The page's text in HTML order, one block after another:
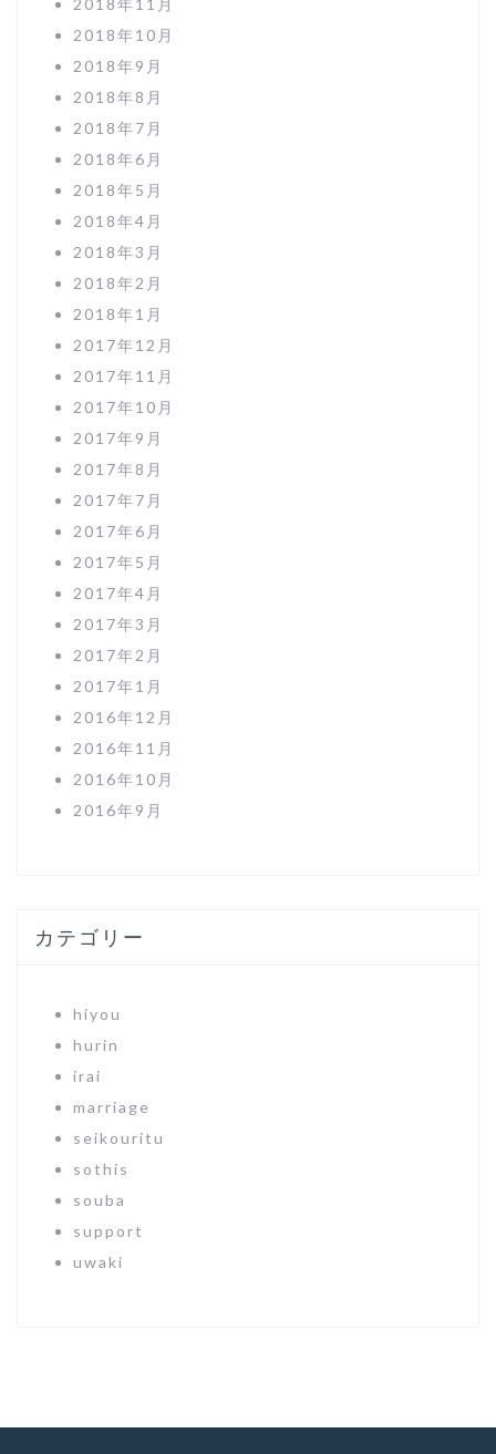
2018年11月
2018年10月
2018年9月
2018年8月
2018年7月
2018年6月
2018年5月
2018年4月
2018年3月
2018年2月
2018年1月
2017年12月
2017年11月
2017年10月
2017年9月
2017年8月
2017年7月
2017年6月
2017年5月
2017年4月
2017年3月
2017年2月
2017年1月
2016年12月
2016年11月
2016年10月
2016年9月
カテゴリー
hiyou
hurin
irai
marriage
seikouritu
sothis
souba
support
uwaki